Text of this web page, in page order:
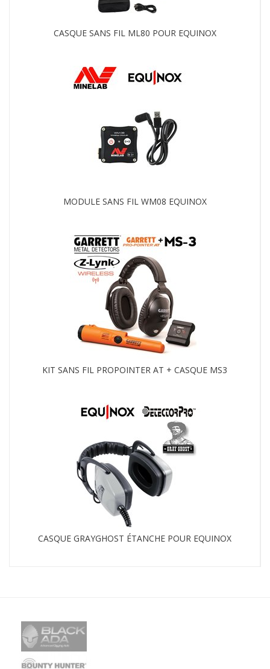
CASQUE SANS FIL ML80 POUR EQUINOX
MODULE SANS FIL WM08 EQUINOX
KIT SANS FIL PROPOINTER AT + CASQUE MS3
CASQUE GRAYGHOST ÉTANCHE POUR EQUINOX